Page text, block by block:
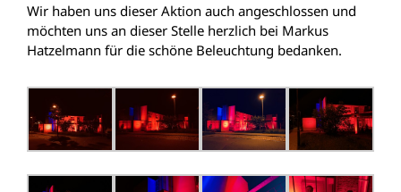
Wir haben uns dieser Aktion auch angeschlossen und
möchten uns an dieser Stelle herzlich bei Markus
Hatzelmann für die schöne Beleuchtung bedanken.